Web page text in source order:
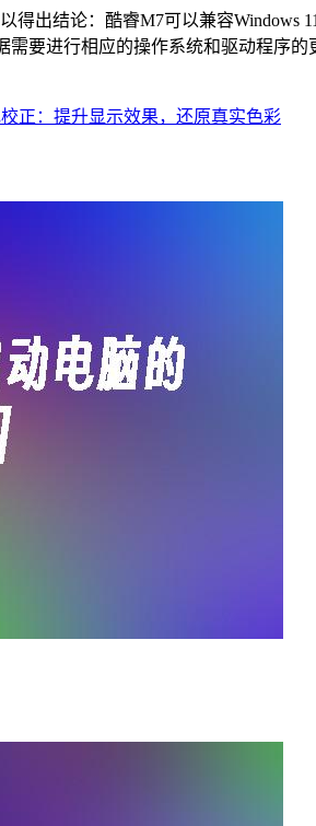
得出结论：酷睿M7可以兼容
要进行相应的操作系统和驱动程序的
校正：提升显示效果，还原真实色彩